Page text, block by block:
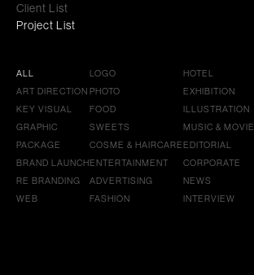
Client List
Project List
ALL
ART DIRECTION
KEY VISUAL
GRAPHIC
PACKAGE
BRAND LAUNCH
RE BRANDING
WEB
LOGO
PHOTO
FOOD
SWEETS
COSME & HAIRCARE
ENTERTAINMENT
ADVERTISING
FASHION
HOTEL
EXHIBITION
ILLUSTRATION
MUSIC & MOVIE
EDITORIAL
CORPORATE
NEWS
INTERVIEW